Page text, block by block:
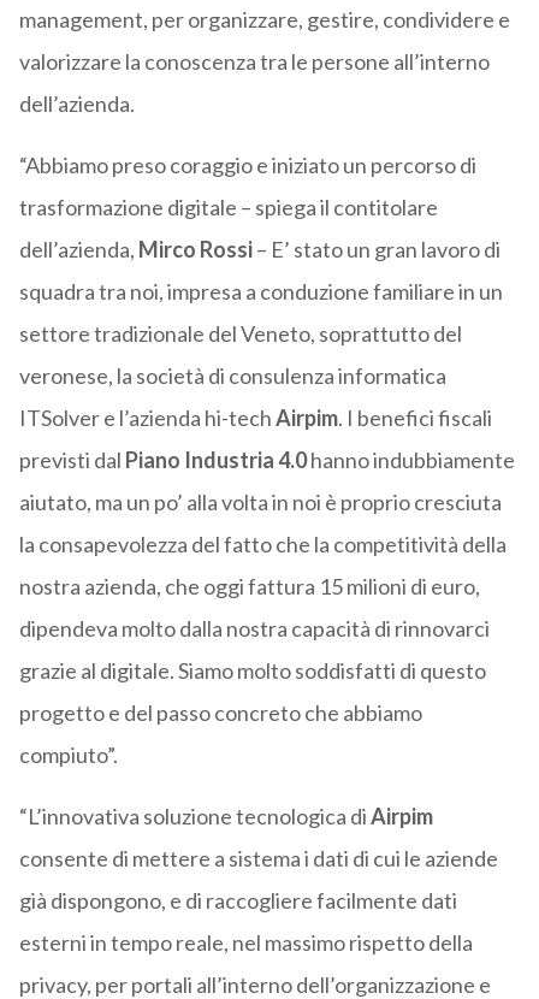
management, per organizzare, gestire, condividere e
valorizzare la conoscenza tra le persone all’interno
dell’azienda.
“Abbiamo preso coraggio e iniziato un percorso di
trasformazione digitale – spiega il contitolare
dell’azienda, Mirco Rossi– E’ stato un gran lavoro di
squadra tra noi, impresa a conduzione familiare in un
settore tradizionale del Veneto, soprattutto del
veronese, la società di consulenza informatica
ITSolver e l’azienda hi-techAirpim. I benefici fiscali
previsti dal Piano Industria 4.0hanno indubbiamente
aiutato, ma un po’ alla volta in noi è proprio cresciuta
la consapevolezza del fatto che la competitività della
nostra azienda, che oggi fattura 15 milioni di euro,
dipendeva molto dalla nostra capacità di rinnovarci
grazie al digitale. Siamo molto soddisfatti di questo
progetto e del passo concreto che abbiamo
compiuto”.
“L’innovativa soluzione tecnologica diAirpim
consente di mettere a sistema i dati di cui le aziende
già dispongono, e di raccogliere facilmente dati
esterni in tempo reale, nel massimo rispetto della
privacy, per portali all’interno dell’organizzazione e